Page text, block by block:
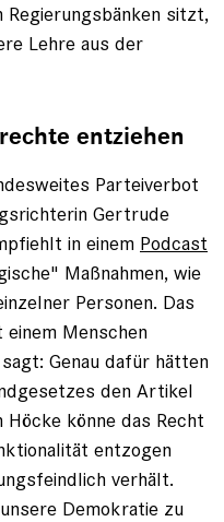
sitzt,
Lehre aus der
entziehen
Parteiverbot
Gertrude
in einem Podcast
Maßnahmen, wie
Personen. Das
einem Menschen
Genau dafür hätten
den Artikel
Höcke könne das Recht
entzogen
verhält.
Demokratie zu